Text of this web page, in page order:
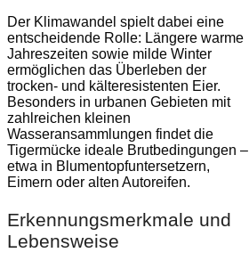
Der Klimawandel spielt dabei eine
entscheidende Rolle: Längere warme
Jahreszeiten sowie milde Winter
ermöglichen das Überleben der
trocken- und kälteresistenten Eier.
Besonders in urbanen Gebieten mit
zahlreichen kleinen
Wasseransammlungen findet die
Tigermücke ideale Brutbedingungen –
etwa in Blumentopfuntersetzern,
Eimern oder alten Autoreifen.
Erkennungsmerkmale und
Lebensweise